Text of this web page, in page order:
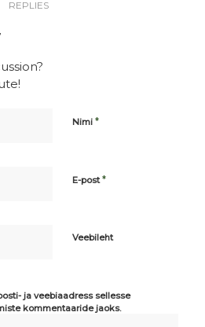
REPLIES
Nimi *
E-post*
Veebileht
ja veebiaadress sellesse
kommentaaride jaoks.